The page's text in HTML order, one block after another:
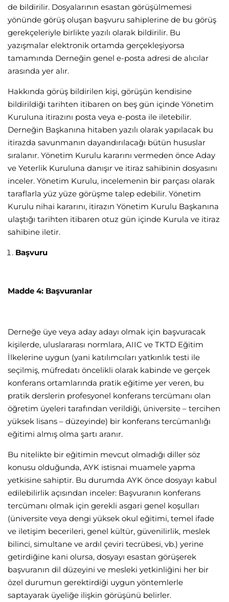
de bildirilir. Dosyalarının esastan görüşülmemesi
yönünde görüş oluşan başvuru sahiplerine de bu görüş
gerekçeleriyle birlikte yazılı olarak bildirilir. Bu
yazışmalar elektronik ortamda gerçekleşiyorsa
tamamında Derneğin genel e-posta adresi de alıcılar
arasında yer alır.
Hakkında görüş bildirilen kişi, görüşün kendisine
bildirildiği tarihten itibaren on beş gün içinde Yönetim
Kuruluna itirazını posta veya e-posta ile iletebilir.
Derneğin Başkanına hitaben yazılı olarak yapılacak bu
itirazda savunmanın dayandırılacağı bütün hususlar
sıralanır. Yönetim Kurulu kararını vermeden önce Aday
ve Yeterlik Kuruluna danışır ve itiraz sahibinin dosyasını
inceler. Yönetim Kurulu, incelemenin bir parçası olarak
taraflarla yüz yüze görüşme talep edebilir. Yönetim
Kurulu nihai kararını, itirazın Yönetim Kurulu Başkanına
ulaştığı tarihten itibaren otuz gün içinde Kurula ve itiraz
sahibine iletir.
Başvuru
Madde 4: Başvuranlar
Derneğe üye veya aday adayı olmak için başvuracak
kişilerde, uluslararası normlara, AIIC ve TKTD Eğitim
İlkelerine uygun (yani katılımcıları yatkınlık testi ile
seçilmiş, müfredatı öncelikli olarak kabinde ve gerçek
konferans ortamlarında pratik eğitime yer veren, bu
pratik derslerin profesyonel konferans tercümanı olan
öğretim üyeleri tarafından verildiği, üniversite – tercihen
yüksek lisans – düzeyinde) bir konferans tercümanlığı
eğitimi almış olma şartı aranır.
Bu nitelikte bir eğitimin mevcut olmadığı diller söz
konusu olduğunda, AYK istisnai muamele yapma
yetkisine sahiptir. Bu durumda AYK önce dosyayı kabul
edilebilirlik açısından inceler: Başvuranın konferans
tercümanı olmak için gerekli asgari genel koşulları
(üniversite veya dengi yüksek okul eğitimi, temel ifade
ve iletişim becerileri, genel kültür, güvenilirlik, meslek
bilinci, simultane ve ardıl çeviri tecrübesi, vb.) yerine
getirdiğine kani olursa, dosyayı esastan görüşerek
başvuranın dil düzeyini ve mesleki yetkinliğini her bir
özel durumun gerektirdiği uygun yöntemlerle
saptayarak üyeliğe ilişkin görüşünü belirler.